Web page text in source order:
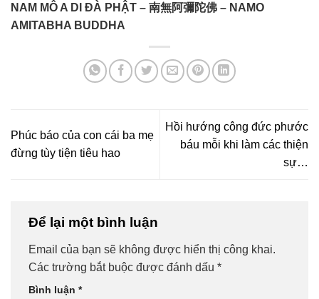
NAM MÔ A DI ĐÀ PHẬT – 南無阿彌陀佛 – NAMO
AMITABHA BUDDHA
Phúc báo của con cái ba mẹ
đừng tùy tiện tiêu hao
Hồi hướng công đức phước
báu mỗi khi làm các thiện
sự…
Để lại một bình luận
Email của bạn sẽ không được hiển thị công khai.
Các trường bắt buộc được đánh dấu *
Bình luận *